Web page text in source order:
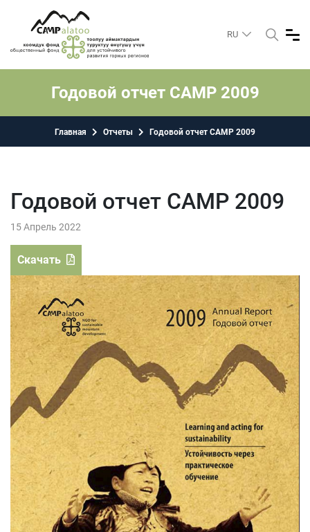
RU
Годовой отчет CAMP 2009
Главная Отчеты Годовой отчет CAMP 2009
Годовой отчет CAMP 2009
15 Апрель 2022
Скачать